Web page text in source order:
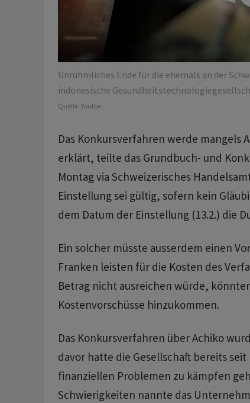
Unrühmliches Ende für die ehemals an der
indonesische
Quelle: Youtbe
Das Konkursverfahren werde mangels
erklärt, teilte das Grundbuch- und
Montag via Schweizerisches
Einstellung sei gültig, sofern kein
dem Datum der Einstellung (13.2.) die
Ein solcher müsste ausserdem einen
Franken leisten für die Kosten des
Betrag nicht ausreichen würde,
Kostenvorschüsse hinzukommen.
Das Konkursverfahren über Achiko
davor hatte die Gesellschaft bereits
finanziellen Problemen zu kämpfen
Schwierigkeiten nannte das